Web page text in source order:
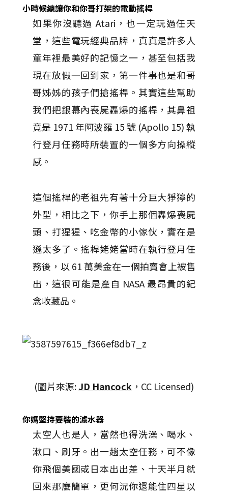
小時候總讓你和你哥打架的電動搖桿
如果你沒聽過 Atari，也一定玩過任天
堂，這些電玩經典品牌，真真是許多人
童年裡最美好的記憶之一，甚至包括我
現在放假一回到家，第一件事也是和哥
哥姊姊的孩子們搶搖桿。其實這些幫助
我們把銀幕內喪屍轟爆的搖桿，其鼻祖
竟是 1971 年阿波羅 15 號 (Apollo 15) 執
行登月任務時所裝置的一個多方向操縱
感。
這個搖桿的老祖先有著十分巨大猙獰的
外型，相比之下，你手上那個轟爆喪屍
頭、打猩猩、吃金幣的小傢伙，實在是
遜太多了。搖桿姥姥當時在執行登月任
務後，以 61 萬美金在一個拍賣會上被售
出，這很可能是產自 NASA 最昂貴的紀
念收藏品。
(圖片來源:JD Hancock ，CC Licensed)
你媽堅持要裝的濾水器
太空人也是人，當然也得洗澡、喝水、
漱口、刷牙。出一趟太空任務，可不像
你飛個美國或日本出出差、十天半月就
回來那麼簡單，更何況你還能住四星以